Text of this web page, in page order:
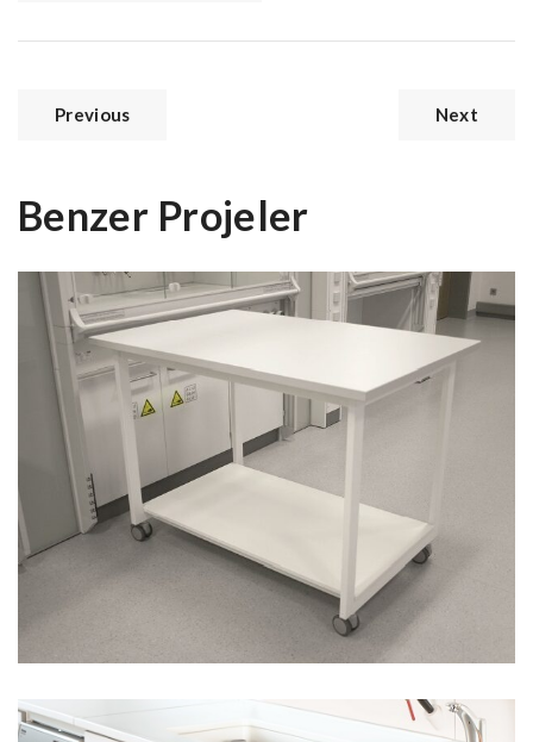
Previous Next
Benzer Projeler
HAREKETLİ ÜNİTELER